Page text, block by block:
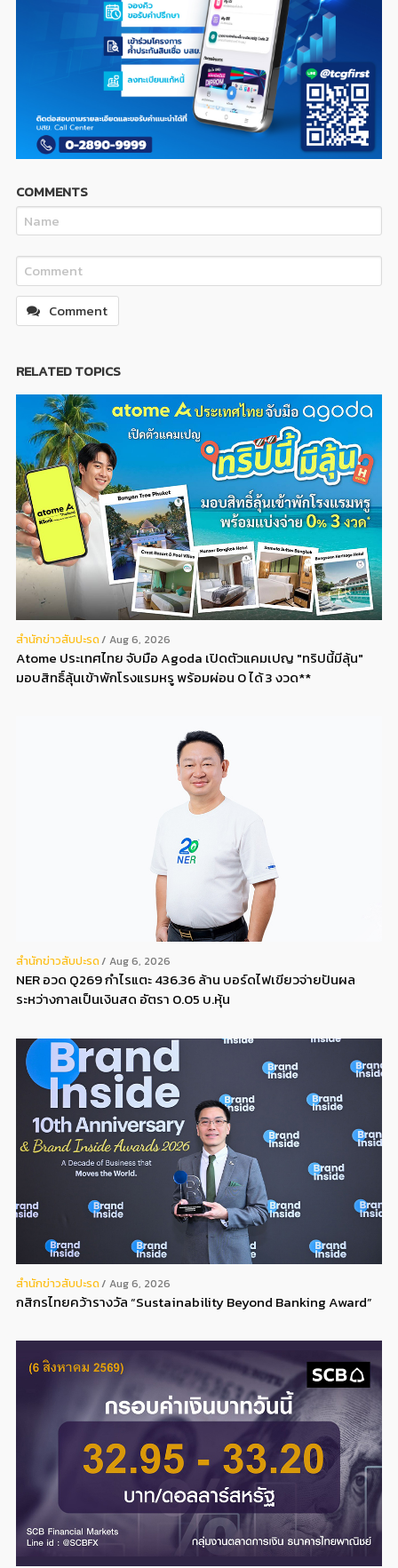
COMMENTS
Comment
RELATED TOPICS
สํานักข่าวสับปะรด Aug 6, 2026
Atome ประเทศไทย จับมือ Agoda เปิดตัวแคมเปญ "ทริปนี้มีลุ้น"
มอบสิทธิ์ลุ้นเข้าพักโรงแรมหรู พร้อมผ่อน 0 ได้ 3 งวด**
สํานักข่าวสับปะรด Aug 6, 2026
NER อวด Q269 กำไรแตะ 436.36 ล้าน บอร์ดไฟเขียวจ่ายปันผล
ระหว่างกาลเป็นเงินสด อัตรา 0.05 บ.หุ้น
สํานักข่าวสับปะรด Aug 6, 2026
กสิกรไทยคว้ารางวัล “Sustainability Beyond Banking Award”